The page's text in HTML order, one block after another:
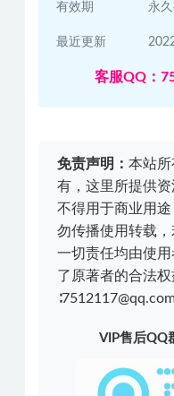
有效期 永
最近更新
客服QQ：
免责声明： 本站
有，这里所提供资
不得用于商业用
勿传播使用转载，
一切责任均由使
了原著者的合法
VIP售后QQ